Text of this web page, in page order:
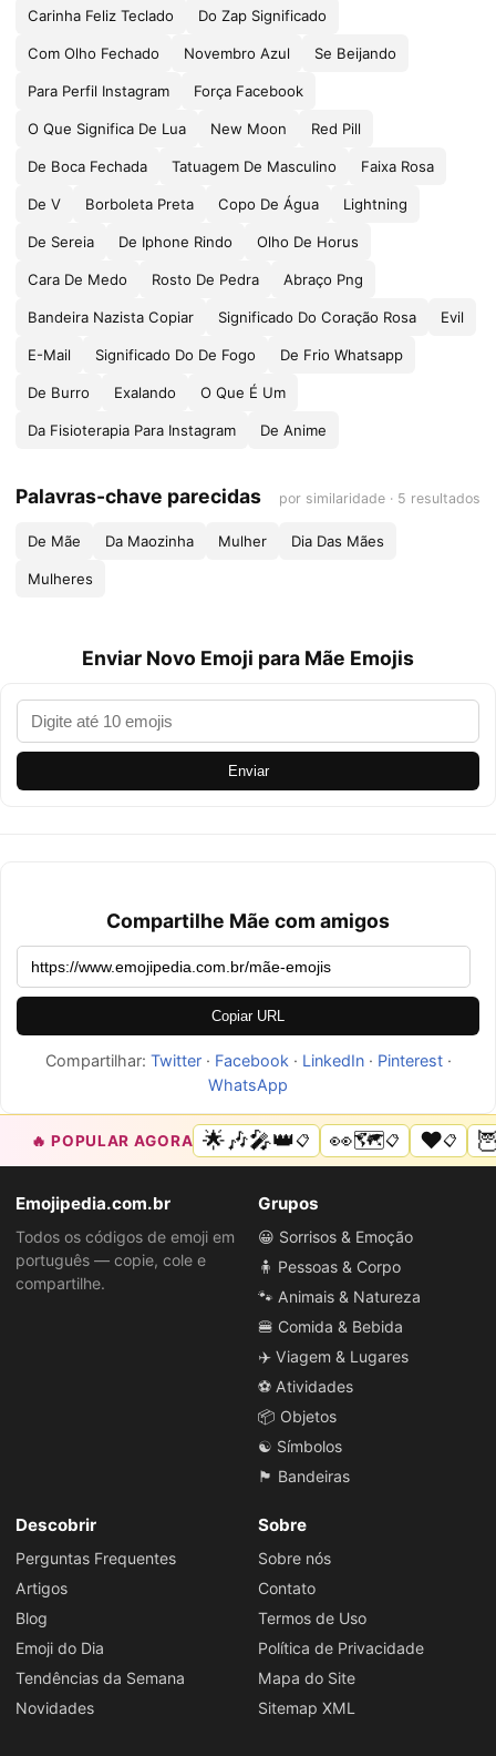
Carinha Feliz Teclado Do Zap Significado
Com Olho Fechado Novembro Azul Se Beijando
Para Perfil Instagram Força Facebook
O Que Significa De Lua New Moon Red Pill
De Boca Fechada Tatuagem De Masculino Faixa Rosa
De V Borboleta Preta Copo De Água Lightning
De Sereia De Iphone Rindo Olho De Horus
Cara De Medo Rosto De Pedra Abraço Png
Bandeira Nazista Copiar Significado Do Coração Rosa Evil
E-Mail Significado Do De Fogo De Frio Whatsapp
De Burro Exalando O Que É Um
Da Fisioterapia Para Instagram De Anime
Palavras-chave parecidas por similaridade · 5 resultados
De Mãe Da Maozinha Mulher Dia Das Mães
Mulheres
Enviar Novo Emoji para Mãe Emojis
Enviar
Compartilhe Mãe com amigos
Copiar URL
Compartilhar: Twitter· Facebook · LinkedIn· Pinterest·
WhatsApp
🔥 POPULAR AGORA 🌟🎶🎤👑📋 👀🗺️📋 ❤️📋
Emojipedia.com.br
Todos os códigos de emoji em
português — copie, cole e
compartilhe.
Grupos
😀 Sorrisos & Emoção
🧍 Pessoas & Corpo
🐾 Animais & Natureza
🍔 Comida & Bebida
✈️ Viagem & Lugares
⚽ Atividades
📦 Objetos
☯️ Símbolos
🏴 Bandeiras
Descobrir
Perguntas Frequentes
Artigos
Blog
Emoji do Dia
Tendências da Semana
Novidades
Sobre
Sobre nós
Contato
Termos de Uso
Política de Privacidade
Mapa do Site
Sitemap XML